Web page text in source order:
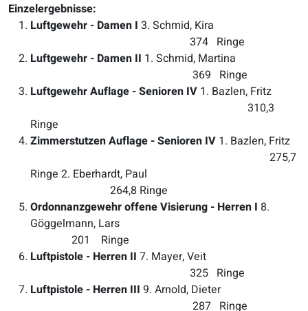
Einzelergebnisse:
Luftgewehr - Damen I 3. Schmid, Kira
374 Ringe
Luftgewehr - Damen II 1. Schmid, Martina
369 Ringe
Luftgewehr Auflage - Senioren IV 1. Bazlen, Fritz
310,3
Ringe
Zimmerstutzen Auflage - Senioren IV 1. Bazlen, Fritz
275,7
Ringe 2. Eberhardt, Paul
264,8 Ringe
Ordonnanzgewehr offene Visierung - Herren I 8.
Göggelmann, Lars
201 Ringe
Luftpistole - Herren II 7. Mayer, Veit
325 Ringe
Luftpistole - Herren III 9. Arnold, Dieter
287 Ringe